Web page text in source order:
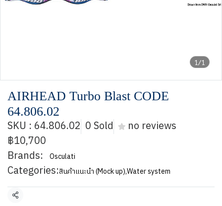
1/1
AIRHEAD Turbo Blast CODE
64.806.02
SKU : 64.806.02 0 Sold
no reviews
฿10,700
Brands:
Osculati
Categories:สินค้าแนะนำ (Mock up),Water system
Share